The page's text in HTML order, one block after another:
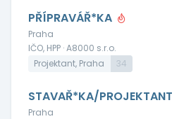
PŘÍPRAVÁŘ*KA
Praha
IČO, HPP · A8000 s.r.o.
Projektant, Praha
34
STAVAŘ*KA/
Praha